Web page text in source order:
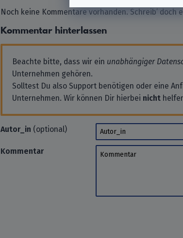
Noch keine Kommentare vorhanden. Schreib’ doch
Kommentar hinterlassen
Beachte bitte, dass wir ein unabhängiger
Unternehmen gehören.
Solltest Du also Support benötigen oder eine
Unternehmen. Wir können Dir hierbei nicht
Autor_in (optional) Autor_in
Kommentar Kommentar